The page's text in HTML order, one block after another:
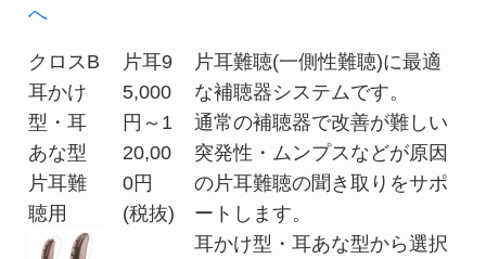
へ
クロスB
耳かけ
型・耳
あな型
片耳難
聴用
片耳9
5,000
円～1
20,00
0円
(税抜)
片耳難聴(一側性難聴)に最適
な補聴器システムです。
通常の補聴器で改善が難しい
突発性・ムンプスなどが原因
の片耳難聴の聞き取りをサポ
ートします。
耳かけ型・耳あな型から選択